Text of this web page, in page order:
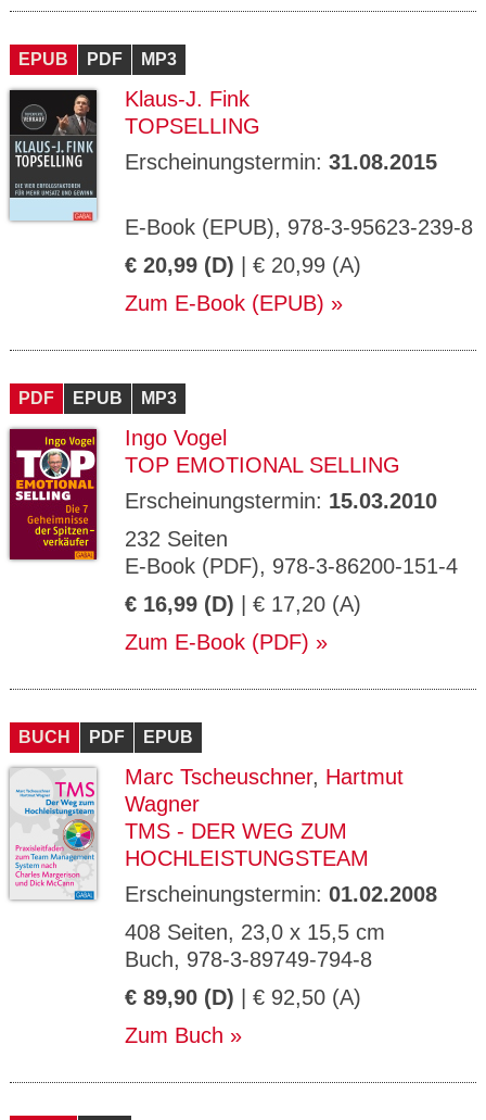
EPUB PDF MP3
Klaus-J. Fink
TOPSELLING
Erscheinungstermin: 31.08.2015
E-Book (EPUB), 978-3-95623-239-8
€ 20,99 (D) | € 20,99 (A)
Zum E-Book (EPUB)
PDF EPUB MP3
Ingo Vogel
TOP EMOTIONAL SELLING
Erscheinungstermin: 15.03.2010
232 Seiten
E-Book (PDF), 978-3-86200-151-4
€ 16,99 (D) | € 17,20 (A)
Zum E-Book (PDF)
BUCH PDF EPUB
Marc Tscheuschner, Hartmut
Wagner
TMS - DER WEG ZUM
HOCHLEISTUNGSTEAM
Erscheinungstermin: 01.02.2008
408 Seiten, 23,0 x 15,5 cm
Buch, 978-3-89749-794-8
€ 89,90 (D) | € 92,50 (A)
Zum Buch